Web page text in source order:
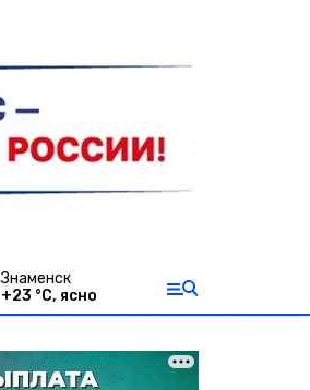
Знаменск
+23 °С, ясно